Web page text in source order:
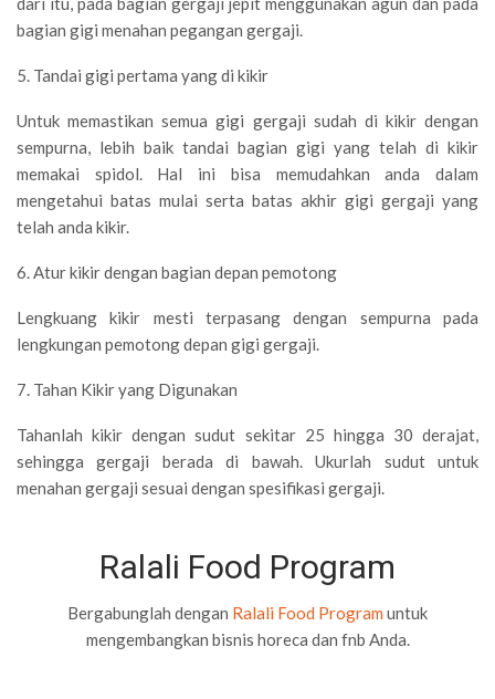
bagian gigi menahan pegangan gergaji.
5. Tandai gigi pertama yang di kikir
Untuk memastikan semua gigi gergaji sudah di kikir dengan
sempurna, lebih baik tandai bagian gigi yang telah di kikir
memakai spidol. Hal ini bisa memudahkan anda dalam
mengetahui batas mulai serta batas akhir gigi gergaji yang
telah anda kikir.
6. Atur kikir dengan bagian depan pemotong
Lengkuang kikir mesti terpasang dengan sempurna pada
lengkungan pemotong depan gigi gergaji.
7. Tahan Kikir yang Digunakan
Tahanlah kikir dengan sudut sekitar 25 hingga 30 derajat,
sehingga gergaji berada di bawah. Ukurlah sudut untuk
menahan gergaji sesuai dengan spesifikasi gergaji.
Ralali Food Program
Bergabunglah dengan Ralali Food Program untuk
mengembangkan bisnis horeca dan fnb Anda.